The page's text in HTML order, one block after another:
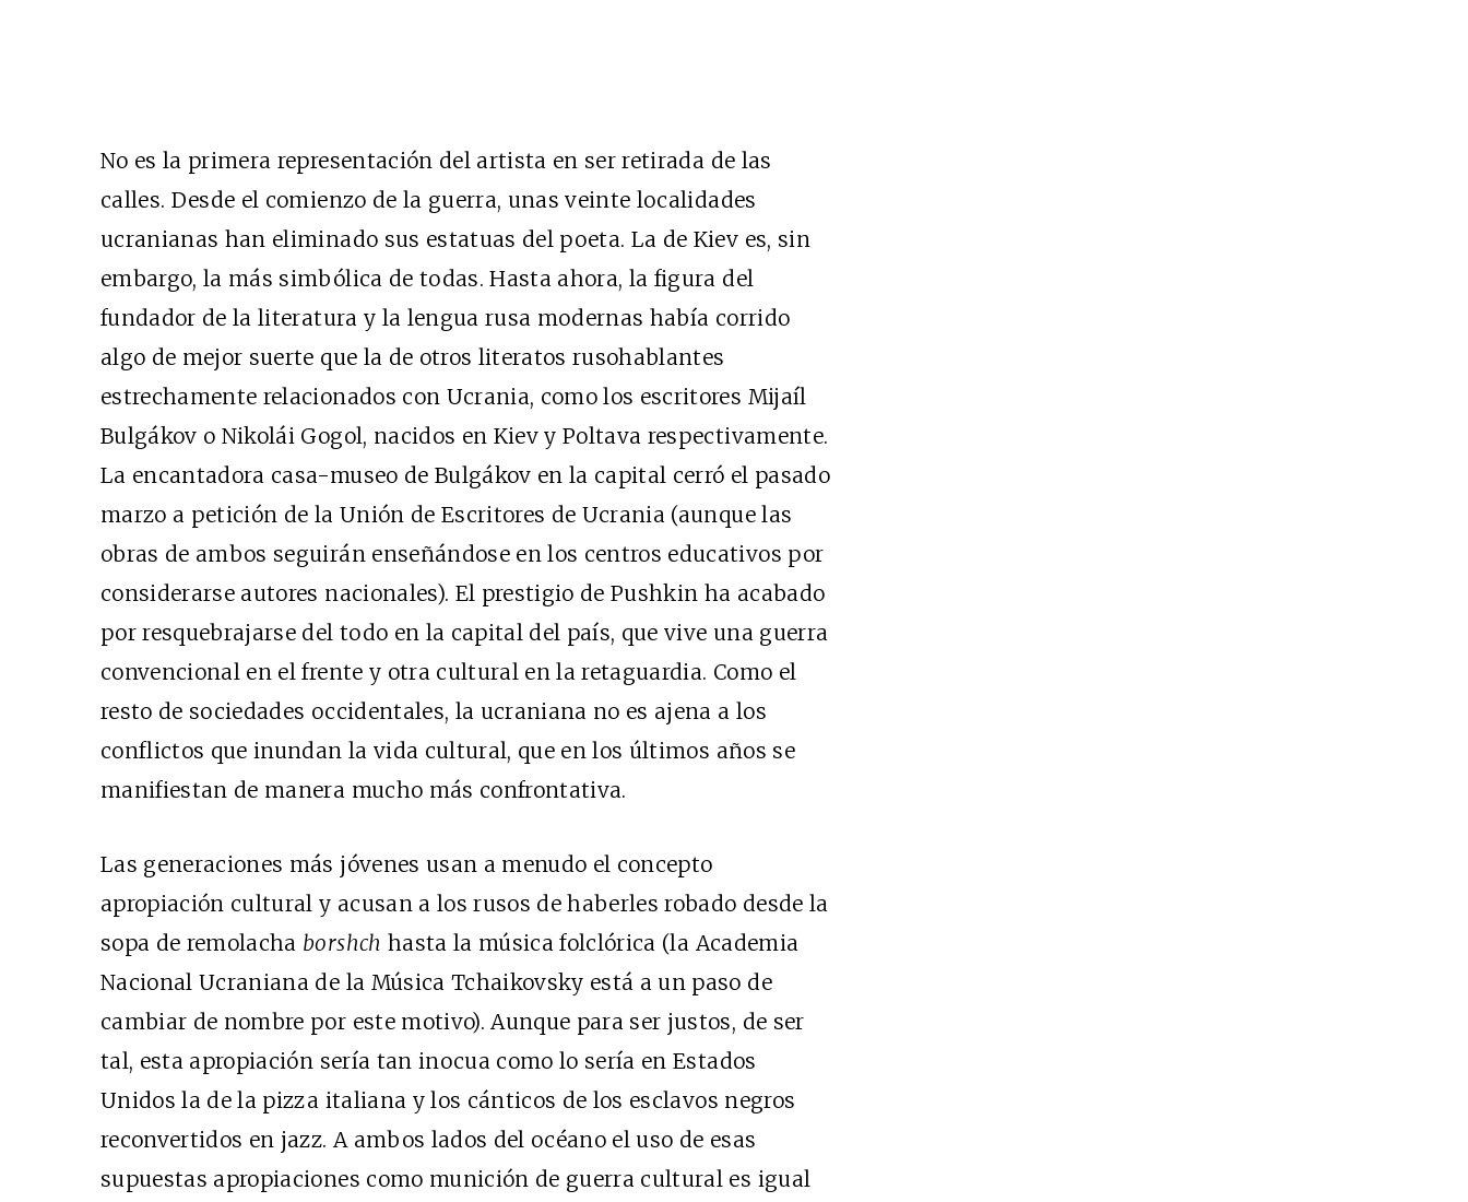
No es la primera representación del artista en ser retirada de las
calles. Desde el comienzo de la guerra, unas veinte localidades
ucranianas han eliminado sus estatuas del poeta. La de Kiev es, sin
embargo, la más simbólica de todas. Hasta ahora, la figura del
fundador de la literatura y la lengua rusa modernas había corrido
algo de mejor suerte que la de otros literatos rusohablantes
estrechamente relacionados con Ucrania, como los escritores Mijaíl
Bulgákov o Nikolái Gogol, nacidos en Kiev y Poltava respectivamente.
La encantadora casa-museo de Bulgákov en la capital cerró el pasado
marzo a petición de la Unión de Escritores de Ucrania (aunque las
obras de ambos seguirán enseñándose en los centros educativos por
considerarse autores nacionales). El prestigio de Pushkin ha acabado
por resquebrajarse del todo en la capital del país, que vive una guerra
convencional en el frente y otra cultural en la retaguardia. Como el
resto de sociedades occidentales, la ucraniana no es ajena a los
conflictos que inundan la vida cultural, que en los últimos años se
manifiestan de manera mucho más confrontativa.
Las generaciones más jóvenes usan a menudo el concepto
apropiación cultural y acusan a los rusos de haberles robado desde la
sopa de remolacha borshch hasta la música folclórica (la Academia
Nacional Ucraniana de la Música Tchaikovsky está a un paso de
cambiar de nombre por este motivo). Aunque para ser justos, de ser
tal, esta apropiación sería tan inocua como lo sería en Estados
Unidos la de la pizza italiana y los cánticos de los esclavos negros
reconvertidos en jazz. A ambos lados del océano el uso de esas
supuestas apropiaciones como munición de guerra cultural es igual